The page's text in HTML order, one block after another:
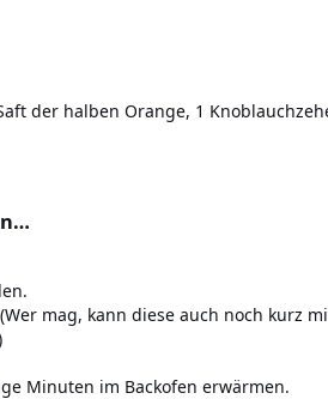
der halben Orange, 1
mag, kann diese auch noch kurz
Minuten im Backofen erwärmen.